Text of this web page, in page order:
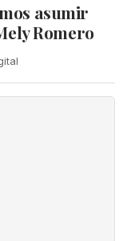
asumir
Romero